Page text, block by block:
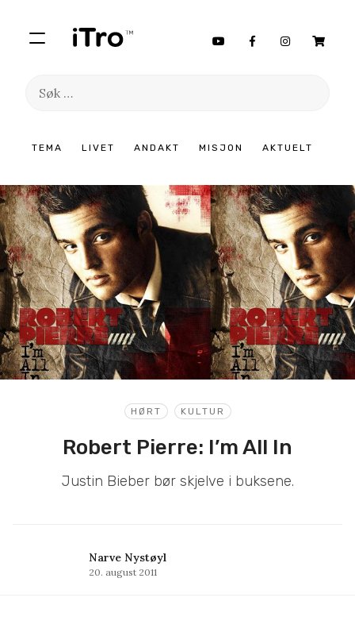
TEMA LIVET ANDAKT MISJON AKTUELT
Søk
innhold
HØRT KULTUR
Robert Pierre: I’m All In
Justin Bieber bør skjelve i buksene.
Narve Nystøyl
20. august 2011